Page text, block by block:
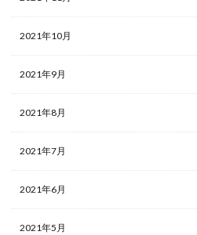
2021年10月
2021年9月
2021年8月
2021年7月
2021年6月
2021年5月